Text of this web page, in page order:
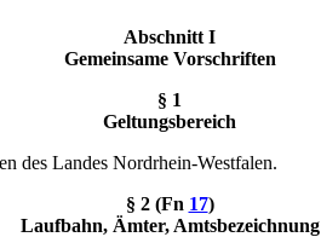
Abschnitt I
Gemeinsame Vorschriften
§ 1
Geltungsbereich
des Landes Nordrhein-Westfalen.
§ 2 (Fn 17)
Laufbahn, Ämter, Amtsbezeichnung